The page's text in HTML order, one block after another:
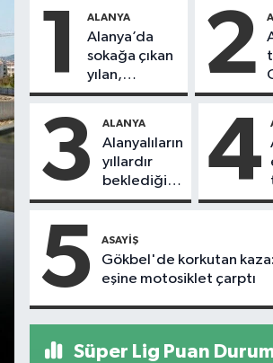
1 ALANYA
Alanya’da
sokağa çıkan
yılan,
vatandaşı
2
3 ALANYA
Alanyalıların
yıllardır
beklediği
yol askıdan
4
5 ASAYIŞ
Gökbel'de korkutan kaza:
eşine motosiklet çarptı
Süper Lig Puan